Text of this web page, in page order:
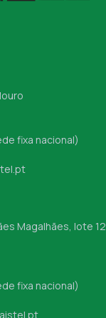
fixa nacional)
Magalhães, lote 12
fixa nacional)